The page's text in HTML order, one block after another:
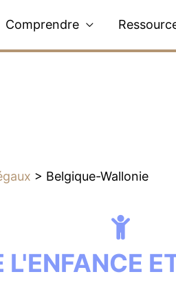
Comprendre
> Belgique-Wallonie
L'ENFANCE